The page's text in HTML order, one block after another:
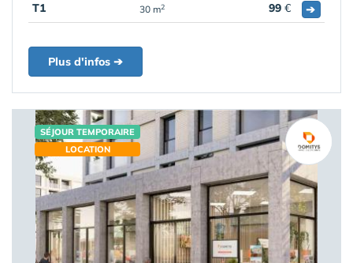
T1 30 m2 99 € ➔
Plus d'infos ➔
SÉJOUR TEMPORAIRE
LOCATION